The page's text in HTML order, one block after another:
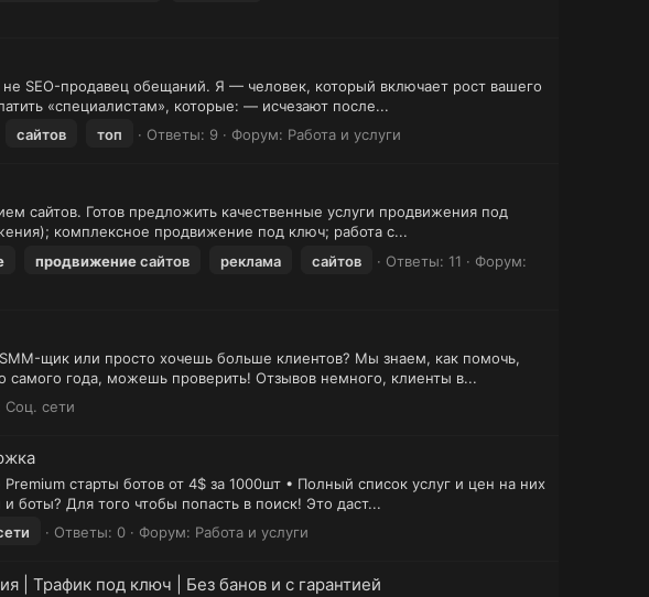
SEO-продавец обещаний. Я — человек, который включает рост вашего
«специалистам», которые: — исчезают после...
сайтов топ Ответы: 9 Форум: Работа и услуги
сайтов. Готов предложить качественные услуги продвижения под
комплексное продвижение под ключ; работа с...
продвижениесайтов реклама сайтов Ответы: 11
Форум:
щик или просто хочешь больше клиентов? Мы знаем, как помочь,
самого года, можешь проверить! Отзывов немного, клиенты в...
Соц. сети
старты ботов от 4$ за 1000шт • Полный список услуг и цен на них
Для того чтобы попасть в поиск! Это даст...
Ответы: 0 Форум: Работа и услуги
| Трафик под ключ | Без банов и с гарантией